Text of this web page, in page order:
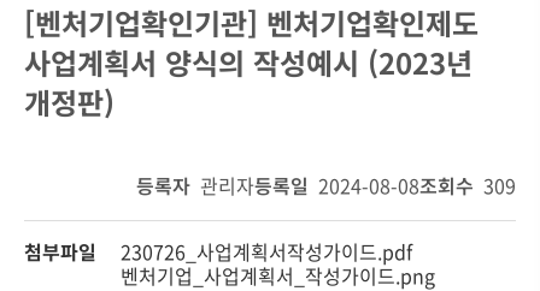
[벤처기업확인기관] 벤처기업확인제도
사업계획서 양식의 작성예시 (2023년
개정판)
등록자 관리자등록일 2024-08-08조회수 309
첨부파일
230726_사업계획서작성가이드.pdf
벤처기업_사업계획서_작성가이드.png